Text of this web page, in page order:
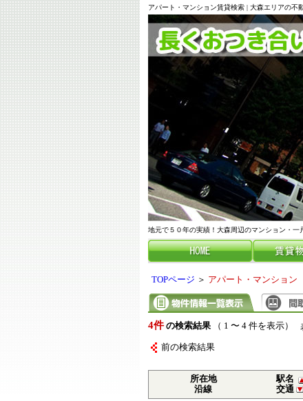
アパート・マンション賃貸検索 | 大森エリアの不
地元で５０年の実績！大森周辺のマンション・
TOPページ ＞ アパート・マンション
4件 の検索結果（ 1 〜 4 件を表示）
前の検索結果
所在地
沿線
駅名
交通